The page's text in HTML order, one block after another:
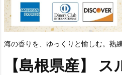
海の香りを、ゆっくりと愉しむ。熟
【島根県産】